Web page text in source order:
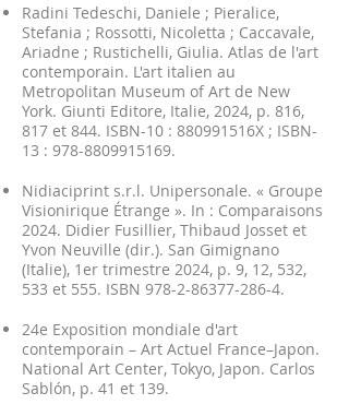
Radini Tedeschi, Daniele ; Pieralice,
Stefania ; Rossotti, Nicoletta ; Caccavale,
Ariadne ; Rustichelli, Giulia. Atlas de l'art
contemporain. L'art italien au
Metropolitan Museum of Art de New
York. Giunti Editore, Italie, 2024, p. 816,
817 et 844. ISBN-10 : 880991516X ; ISBN-
13 : 978-8809915169.
Nidiaciprint s.r.l. Unipersonale. « Groupe
Visionirique Étrange ». In : Comparaisons
2024. Didier Fusillier, Thibaud Josset et
Yvon Neuville (dir.). San Gimignano
(Italie), 1er trimestre 2024, p. 9, 12, 532,
533 et 555. ISBN 978-2-86377-286-4.
24e Exposition mondiale d'art
contemporain – Art Actuel France–Japon.
National Art Center, Tokyo, Japon. Carlos
Sablón, p. 41 et 139.